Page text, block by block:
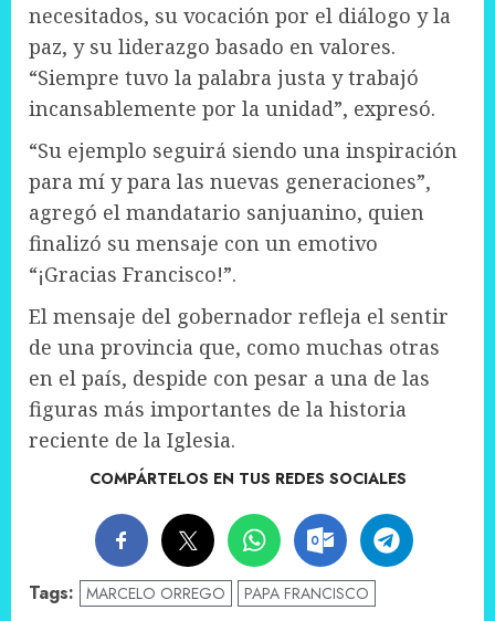
necesitados, su vocación por el diálogo y la
paz, y su liderazgo basado en valores.
“Siempre tuvo la palabra justa y trabajó
incansablemente por la unidad”, expresó.
“Su ejemplo seguirá siendo una inspiración
para mí y para las nuevas generaciones”,
agregó el mandatario sanjuanino, quien
finalizó su mensaje con un emotivo
“¡Gracias Francisco!”.
El mensaje del gobernador refleja el sentir
de una provincia que, como muchas otras
en el país, despide con pesar a una de las
figuras más importantes de la historia
reciente de la Iglesia.
COMPÁRTELOS EN TUS REDES SOCIALES
Tags: MARCELO ORREGO PAPA FRANCISCO